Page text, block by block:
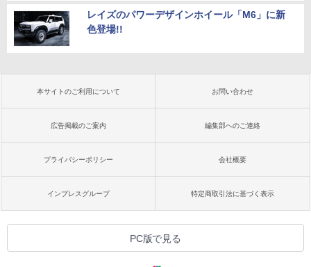
レイズのパワーデザインホイール「M6」に新
色登場!!
本サイトのご利用について お問い合わせ
広告掲載のご案内 編集部へのご連絡
プライバシーポリシー 会社概要
インプレスグループ 特定商取引法に基づく表示
PC版で見る